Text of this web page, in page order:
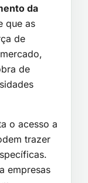
da
que as
de
de
o acesso a
trazer
empresas